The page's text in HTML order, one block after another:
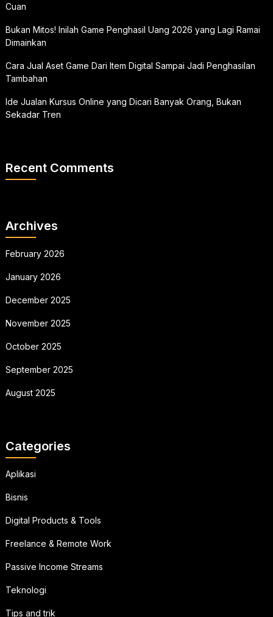
Cuan
Bukan Mitos! Inilah Game Penghasil Uang 2026 yang Lagi Ramai
Dimainkan
Cara Jual Aset Game Dari Item Digital Sampai Jadi Penghasilan
Tambahan
Ide Jualan Kursus Online yang Dicari Banyak Orang, Bukan
Sekadar Tren
Recent Comments
Archives
February 2026
January 2026
December 2025
November 2025
October 2025
September 2025
August 2025
Categories
Aplikasi
Bisnis
Digital Products & Tools
Freelance & Remote Work
Passive Income Streams
Teknologi
Tips and trik